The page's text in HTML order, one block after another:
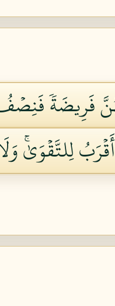
فَرِيضَةٗ
لِلتَّقۡوَىٰۚ